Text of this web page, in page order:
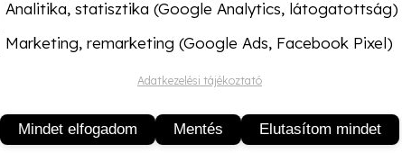
Optimieren)
Analitika, statisztika (Google Analytics, látogatottság)
Marketing, remarketing (Google Ads, Facebook Pixel)
Adatkezelési tájékoztató
Mindet elfogadom Mentés Elutasítom mindet